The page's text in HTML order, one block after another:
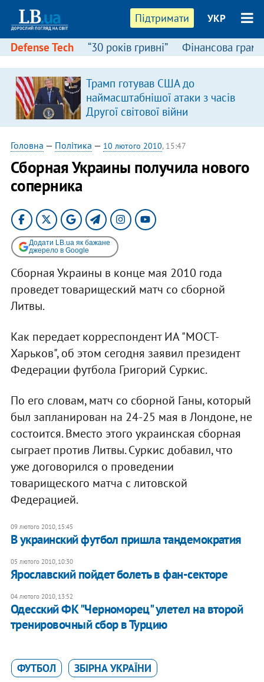
Підтримати УКР
Defense Tech “30 років гривні” Фінансова
Трамп готував США до
наймасштабнішої атаки з часів
Другої світової війни
Головна — Політика — 10 лютого 2010, 15:47
Сборная Украины получила нового
соперника
Додати LB.ua як бажане
джерело в Google
Сборная Украины в конце мая 2010 года
проведет товарищеский матч со сборной
Литвы.
Как передает корреспондент ИА "МОСТ-
Харьков", об этом сегодня заявил президент
Федерации футбола Григорий Суркис.
По его словам, матч со сборной Ганы, который
был запланирован на 24-25 мая в Лондоне, не
состоится. Вместо этого украинская сборная
сыграет против Литвы. Суркис добавил, что
уже договорился о проведении
товарищеского матча с литовской
Федерацией.
09 лютого 2010, 15:45
В украинский футбол пришла тандемократия
05 лютого 2010, 10:30
Ярославский пойдет болеть в фан-секторе
04 лютого 2010, 13:52
Одесский ФК "Черноморец" улетел на второй
тренировочный сбор в Турцию
ФУТБОЛ ЗБІРНА УКРАЇНИ